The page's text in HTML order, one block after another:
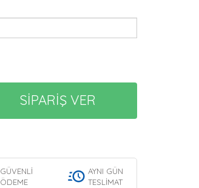
SİPARİŞ VER
GÜVENLİ
ÖDEME
AYNI GÜN
TESLİMAT